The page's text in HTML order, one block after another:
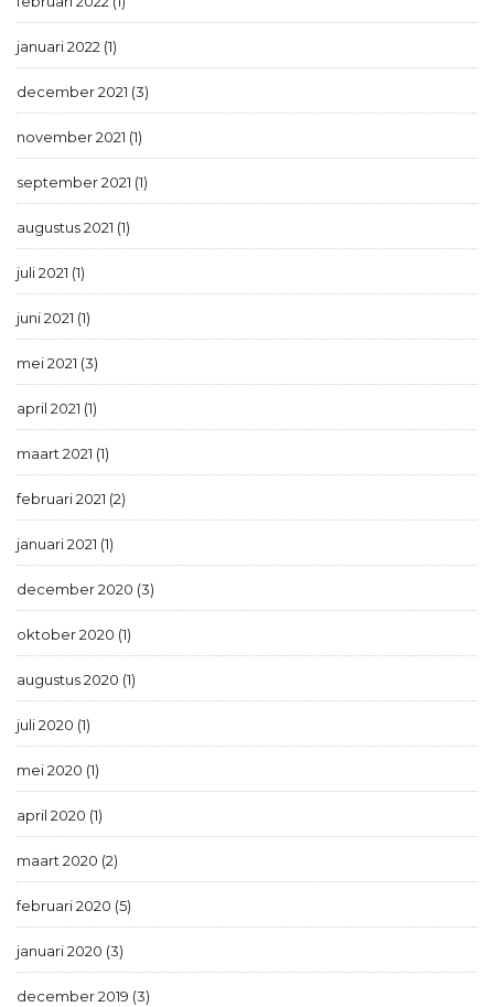
januari 2022 (1)
december 2021 (3)
november 2021 (1)
september 2021 (1)
augustus 2021 (1)
juli 2021 (1)
juni 2021 (1)
mei 2021 (3)
april 2021 (1)
maart 2021 (1)
februari 2021 (2)
januari 2021 (1)
december 2020 (3)
oktober 2020 (1)
augustus 2020 (1)
juli 2020 (1)
mei 2020 (1)
april 2020 (1)
maart 2020 (2)
februari 2020 (5)
januari 2020 (3)
december 2019 (3)